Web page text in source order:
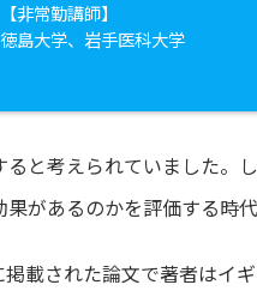
【非常勤講師】
徳島大学、岩手医科大学
と考えられていました。
があるのかを評価する時
載された論文で著者はイ